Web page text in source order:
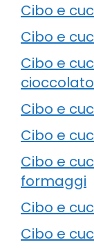
Cibo e
Cibo e
Cibo e
cioccolato
Cibo e
Cibo e
Cibo e
formaggi
Cibo e
Cibo e